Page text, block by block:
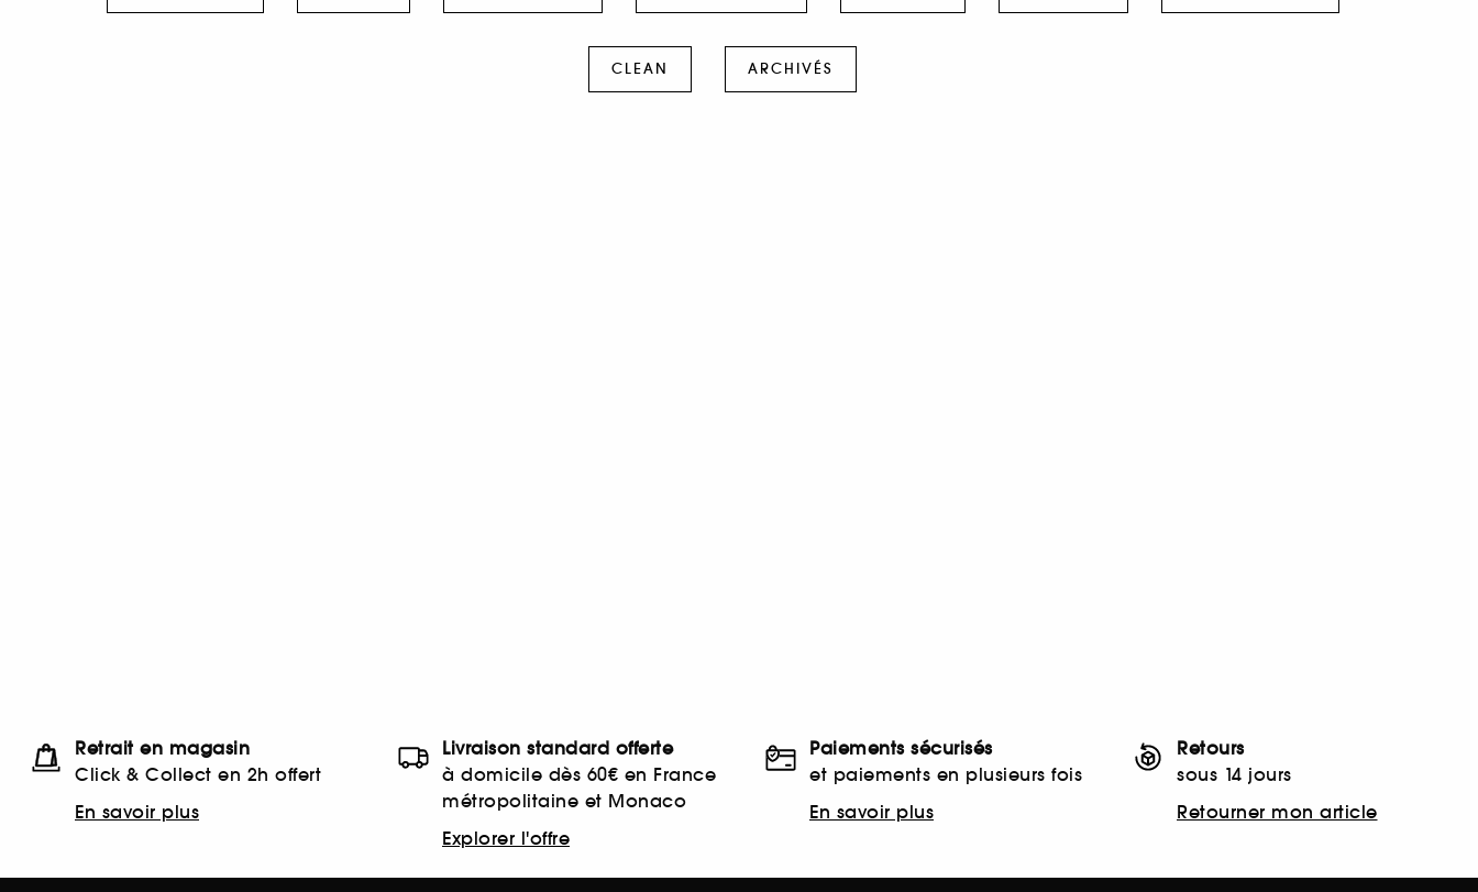
CLEAN ARCHIVÉS
Retrait en magasin
Click & Collect en 2h offert
En savoir plus
Livraison standard offerte
à domicile dès 60€ en France
métropolitaine et Monaco
Explorer l'offre
Paiements sécurisés
et paiements en plusieurs fois
En savoir plus
Retours
sous 14 jours
Retourner mon article